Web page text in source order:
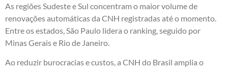
As regiões Sudeste e Sul concentram o maior volume de
renovações automáticas da CNH registradas até o momento.
Entre os estados, São Paulo lidera o ranking, seguido por
Minas Gerais e Rio de Janeiro.
Ao reduzir burocracias e custos, a CNH do Brasil amplia o